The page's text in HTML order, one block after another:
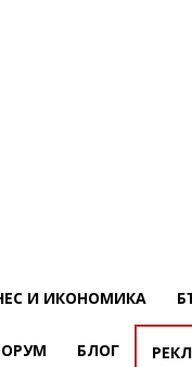
И ИКОНОМИКА
БЛОГ